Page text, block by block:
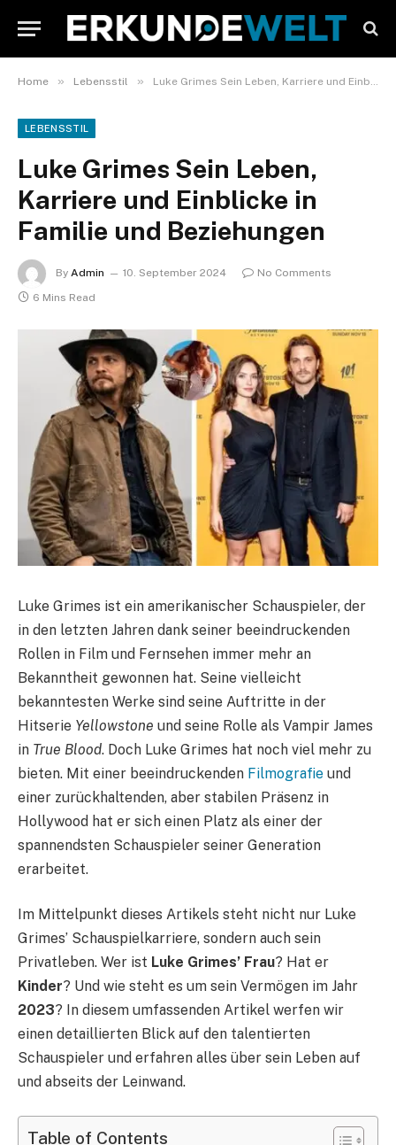
Home » Lebensstil » Luke Grimes Sein Leben, Karriere und Einblicke in Familie und Beziehungen
LEBENSSTIL
Luke Grimes Sein Leben,
Karriere und Einblicke in
Familie und Beziehungen
By Admin 10. September 2024
No Comments
6 Mins Read
Luke Grimes ist ein amerikanischer Schauspieler, der
in den letzten Jahren dank seiner beeindruckenden
Rollen in Film und Fernsehen immer mehr an
Bekanntheit gewonnen hat. Seine vielleicht
bekanntesten Werke sind seine Auftritte in der
Hitserie Yellowstone und seine Rolle als Vampir James
in True Blood. Doch Luke Grimes hat noch viel mehr zu
bieten. Mit einer beeindruckenden Filmografie und
einer zurückhaltenden, aber stabilen Präsenz in
Hollywood hat er sich einen Platz als einer der
spannendsten Schauspieler seiner Generation
erarbeitet.
Im Mittelpunkt dieses Artikels steht nicht nur Luke
Grimes’ Schauspielkarriere, sondern auch sein
Privatleben. Wer ist Luke Grimes’ Frau? Hat er
Kinder? Und wie steht es um sein Vermögen im Jahr
2023? In diesem umfassenden Artikel werfen wir
einen detaillierten Blick auf den talentierten
Schauspieler und erfahren alles über sein Leben auf
und abseits der Leinwand.
Table of Contents